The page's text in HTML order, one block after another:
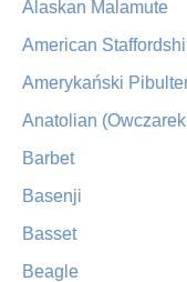
Alaskan Malamute
American
Amerykański
Anatolian
Barbet
Basenji
Basset
Beagle